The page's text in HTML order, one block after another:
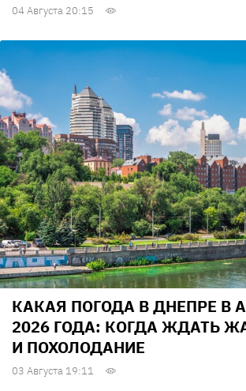
04 Августа 20:15
КАКАЯ ПОГОДА В ДНЕПРЕ В
2026 ГОДА: КОГДА ЖДАТЬ
И ПОХОЛОДАНИЕ
03 Августа 19:11